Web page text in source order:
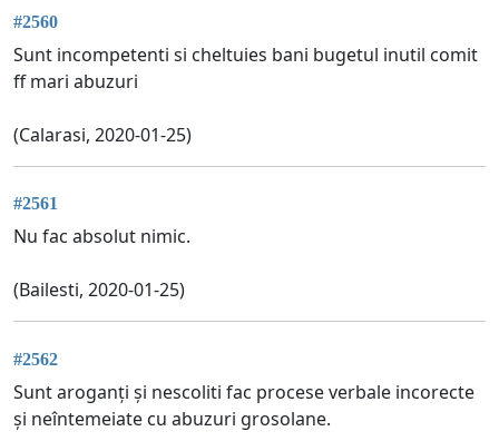
#2560
Sunt incompetenti si cheltuies bani bugetul inutil comit
ff mari abuzuri
(Calarasi, 2020-01-25)
#2561
Nu fac absolut nimic.
(Bailesti, 2020-01-25)
#2562
Sunt aroganți și nescoliti fac procese verbale incorecte
și neîntemeiate cu abuzuri grosolane.